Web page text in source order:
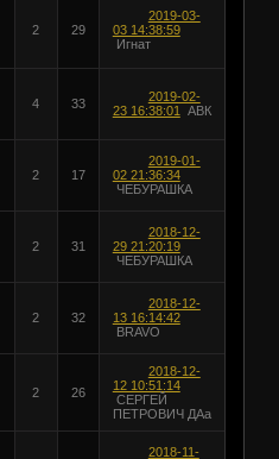
2 29
2019-03-
03 14:38:59
Игнат
4 33
2019-02-
23 16:38:01
АВК
2 17
2019-01-
02 21:36:34
ЧЕБУРАШКА
2 31
2018-12-
29 21:20:19
ЧЕБУРАШКА
2 32
2018-12-
13 16:14:42
BRAVO
2 26
2018-12-
12 10:51:14
СЕРГЕЙ
ПЕТРОВИЧ ДАа
2018-11-